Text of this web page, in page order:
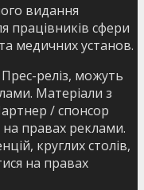
видання
працівників сфери
медичних установ.
реліз, можуть
Матеріали з
/ спонсор
правах реклами.
круглих столів,
на правах